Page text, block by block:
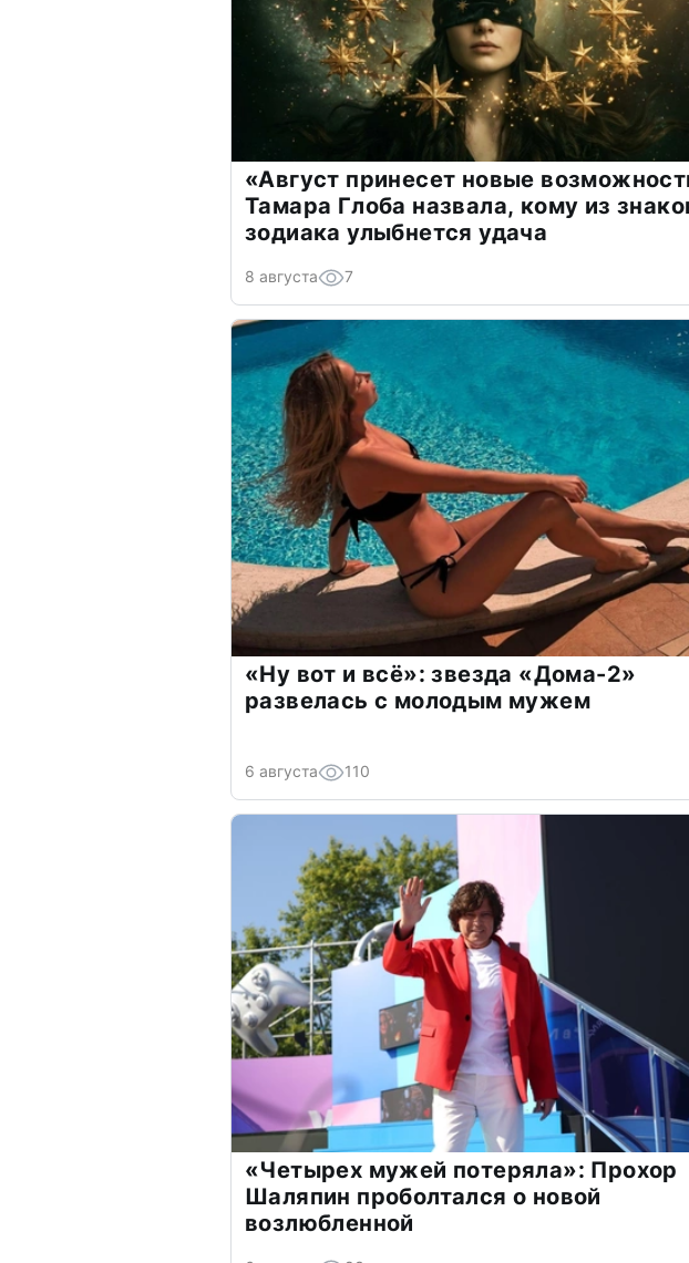
«Август принесет новые
Тамара Глоба назвала, кому из
зодиака улыбнется удача
8 августа 7
«Ну вот и всё»: звезда «Дома-2»
развелась с молодым мужем
6 августа 110
«Четырех мужей потеряла»: Прохор
Шаляпин проболтался о новой
возлюбленной